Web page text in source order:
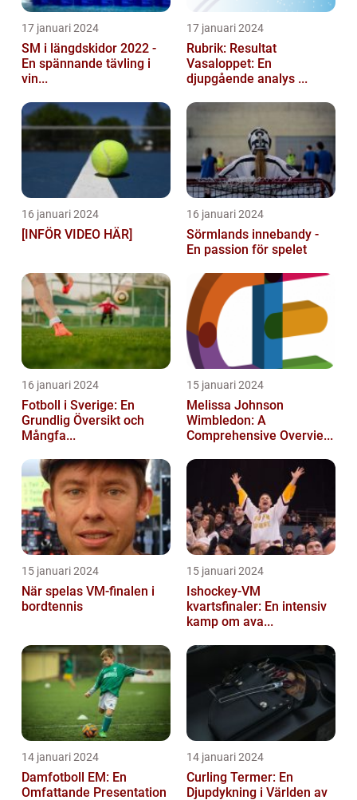
17 januari 2024
SM i längdskidor 2022 -
En spännande tävling i
vin...
17 januari 2024
Rubrik: Resultat
Vasaloppet: En
djupgående analys ...
16 januari 2024
[INFÖR VIDEO HÄR]
16 januari 2024
Sörmlands innebandy -
En passion för spelet
16 januari 2024
Fotboll i Sverige: En
Grundlig Översikt och
Mångfa...
15 januari 2024
Melissa Johnson
Wimbledon: A
Comprehensive Overvie...
15 januari 2024
När spelas VM-finalen i
bordtennis
15 januari 2024
Ishockey-VM
kvartsfinaler: En intensiv
kamp om ava...
14 januari 2024
Damfotboll EM: En
Omfattande Presentation
14 januari 2024
Curling Termer: En
Djupdykning i Världen av